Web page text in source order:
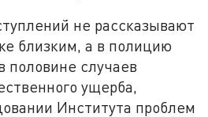
не рассказывают
близким, а в полицию
случаев
ущерба,
Института проблем